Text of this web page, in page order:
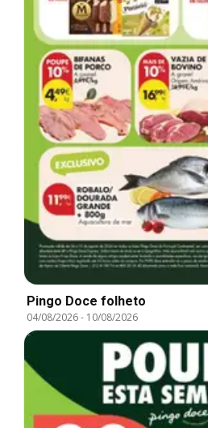
Pingo Doce folheto
04/08/2026- 10/08/2026